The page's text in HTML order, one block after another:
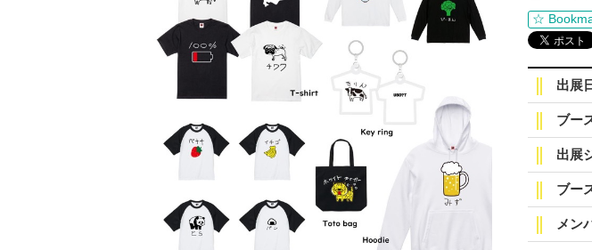
☆
出展
ブー
出展
ブー
メン